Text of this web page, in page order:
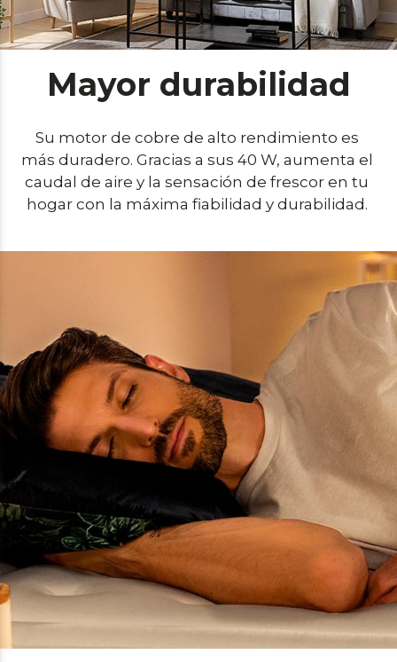
Mayor durabilidad
Su motor de cobre de alto rendimiento es
más duradero. Gracias a sus 40 W, aumenta el
caudal de aire y la sensación de frescor en tu
hogar con la máxima fiabilidad y durabilidad.